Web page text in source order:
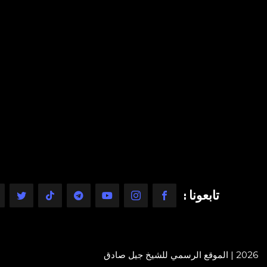
تابعونا :
2026 | الموقع الرسمي للشيخ جيل صادق